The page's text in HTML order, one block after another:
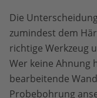
Die
zumindest dem
richtige Werkzeug
Wer keine Ahnung
bearbeitende
Probebohrung